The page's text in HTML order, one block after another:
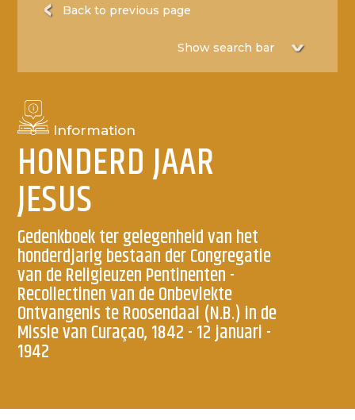
Back to previous page
Information
HONDERD JAAR
JESUS
Gedenkboek ter gelegenheid van het
honderdjarig bestaan der Congregatie
van de Religieuzen Pentinenten -
Recollectinen van de Onbevlekte
Ontvangenis te Roosendaal (N.B.) in de
Missie van Curaçao, 1842 - 12 januari -
1942